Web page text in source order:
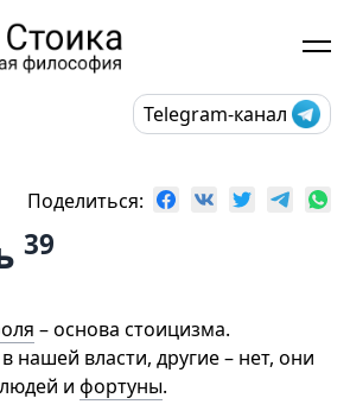
Telegram-канал
Поделиться:
39
– основа стоицизма.
нашей власти, другие – нет, они
и фортуны.